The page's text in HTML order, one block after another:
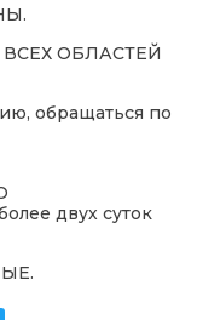
ВСЕХ ОБЛАСТЕЙ
обращаться по
двух суток